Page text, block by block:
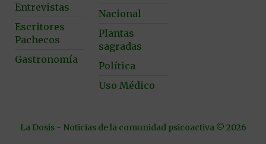
Entrevistas
Escritores
Pachecos
Gastronomía
Nacional
Plantas
sagradas
Política
Uso Médico
La Dosis - Noticias de la comunidad psicoactiva © 2026